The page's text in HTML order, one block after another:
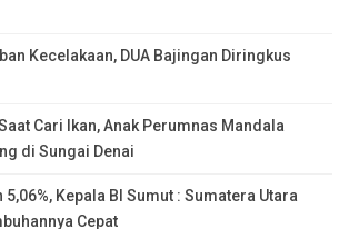
Kecelakaan, DUA Bajingan Diringkus
Cari Ikan, Anak Perumnas Mandala
di Sungai Denai
Kepala BI Sumut : Sumatera Utara
Cepat